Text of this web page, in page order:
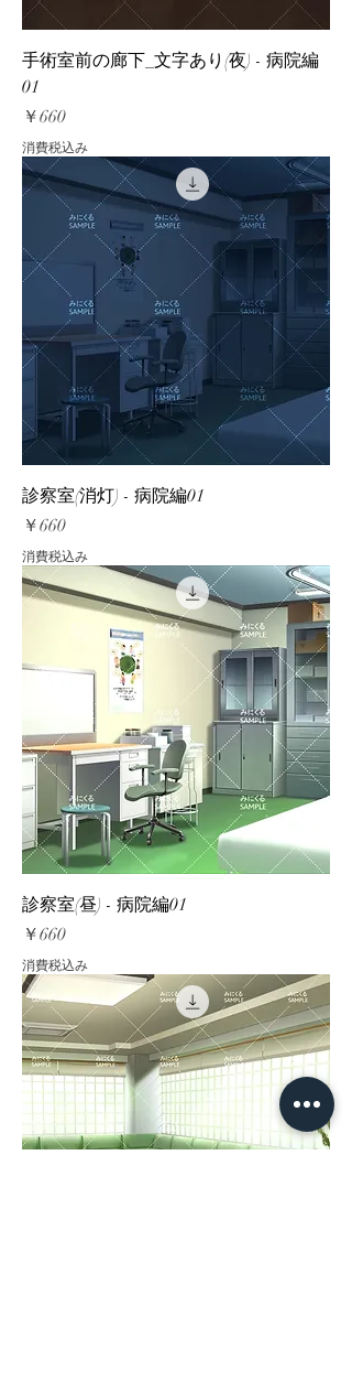
手術室前の廊下_文字あり(夜) - 病院編
01
価格
￥660
消費税込み
診察室(消灯) - 病院編01
価格
￥660
消費税込み
診察室(昼) - 病院編01
価格
￥660
消費税込み